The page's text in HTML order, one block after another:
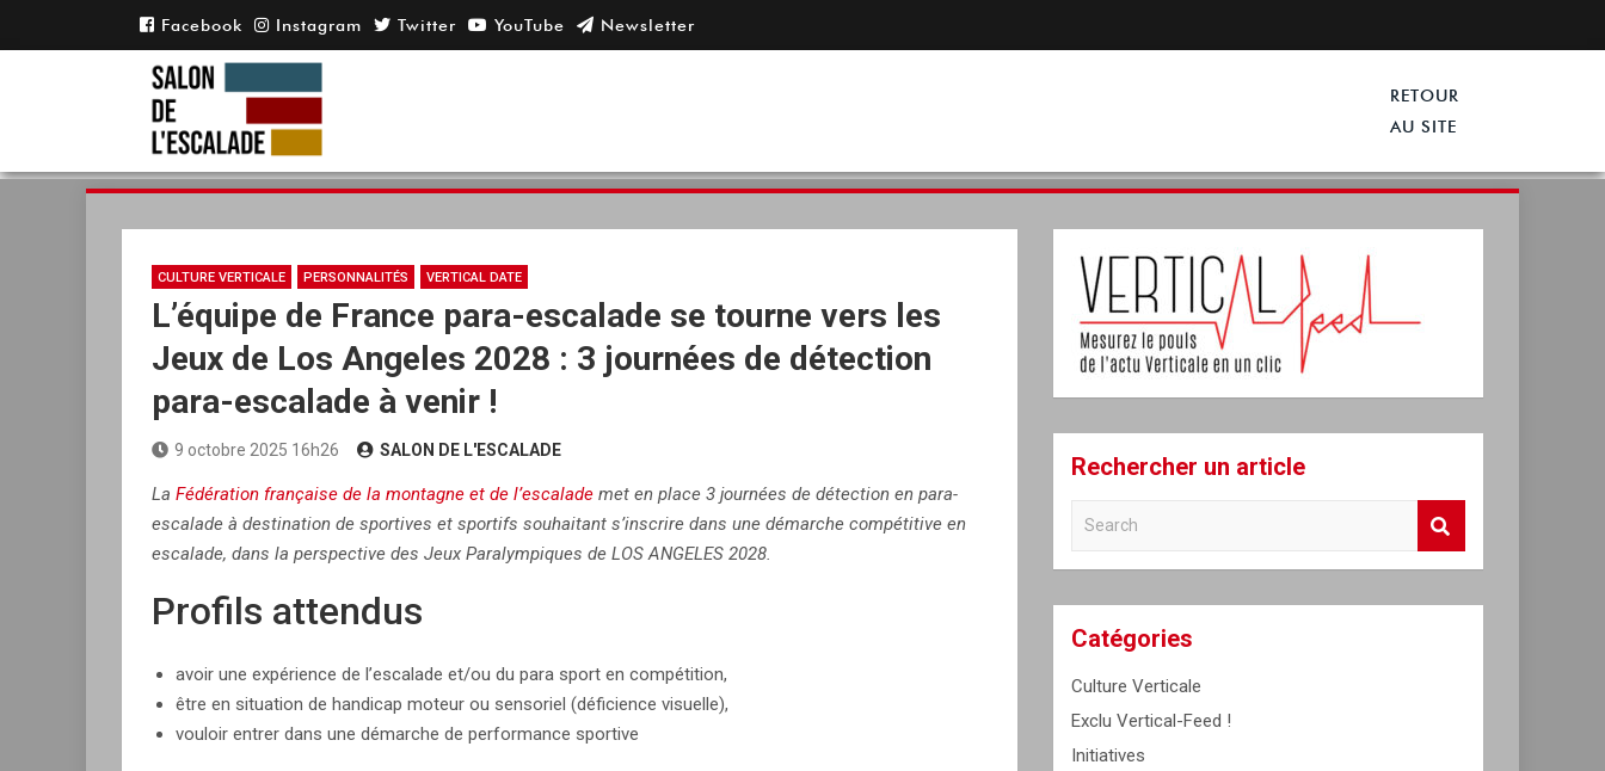
CULTURE VERTICALE PERSONNALITÉS VERTICAL DATE
L’équipe de France para-escalade se tourne vers les
Jeux de Los Angeles 2028 : 3 journées de détection
para-escalade à venir !
9 octobre 2025 16h26 SALON DE L'ESCALADE
La Fédération française de la montagne et de l’escalade met en place 3 journées de détection en para-
escalade à destination de sportives et sportifs souhaitant s’inscrire dans une démarche compétitive en
escalade, dans la perspective des Jeux Paralympiques de LOS ANGELES 2028.
Profils attendus
avoir une expérience de l’escalade et/ou du para sport en compétition,
être en situation de handicap moteur ou sensoriel (déficience visuelle),
vouloir entrer dans une démarche de performance sportive
Rechercher un article
a
r
c
Catégories
Culture Verticale
Exclu Vertical-Feed !
Initiatives